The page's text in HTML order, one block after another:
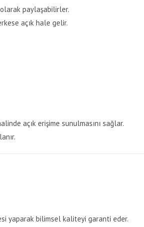
paylaşabilirler.
açık hale gelir.
açık erişime sunulmasını sağlar.
yaparak bilimsel kaliteyi garanti eder.